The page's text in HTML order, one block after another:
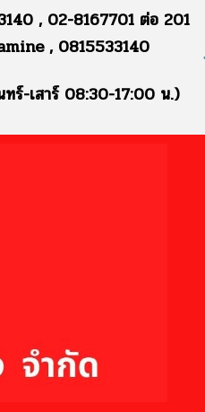
, 02-8167701 ต่อ 201
, 0815533140
ทร์-เสาร์ 08:30-17:00 น.)